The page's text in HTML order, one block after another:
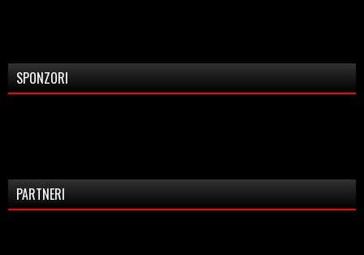
SPONZORI
PARTNERI